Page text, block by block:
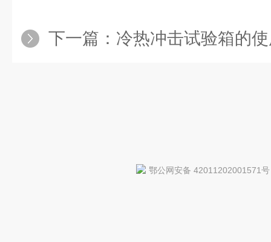
下一篇： 冷热冲击试验箱的
鄂公网安备 42011202001571号